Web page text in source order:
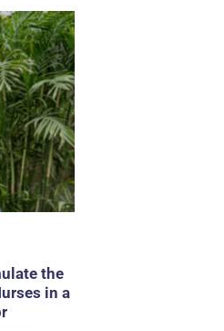
the
in a